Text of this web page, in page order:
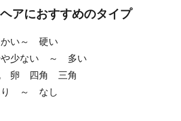
アにおすすめのタイプ
い～ 硬い
少ない ～ 多い
四角 三角
～ なし